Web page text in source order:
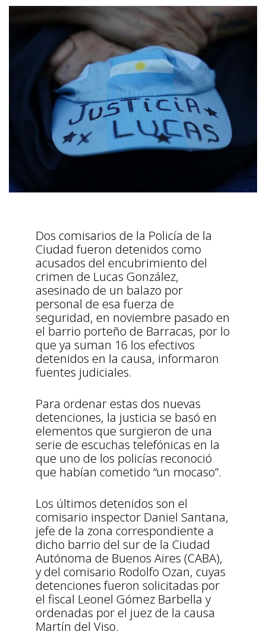
Dos comisarios de la Policía de la
Ciudad fueron detenidos como
acusados del encubrimiento del
crimen de Lucas González,
asesinado de un balazo por
personal de esa fuerza de
seguridad, en noviembre pasado en
el barrio porteño de Barracas, por lo
que ya suman 16 los efectivos
detenidos en la causa, informaron
fuentes judiciales.
Para ordenar estas dos nuevas
detenciones, la justicia se basó en
elementos que surgieron de una
serie de escuchas telefónicas en la
que uno de los policías reconoció
que habían cometido “un mocaso”.
Los últimos detenidos son el
comisario inspector Daniel Santana,
jefe de la zona correspondiente a
dicho barrio del sur de la Ciudad
Autónoma de Buenos Aires (CABA),
y del comisario Rodolfo Ozan, cuyas
detenciones fueron solicitadas por
el fiscal Leonel Gómez Barbella y
ordenadas por el juez de la causa
Martín del Viso.